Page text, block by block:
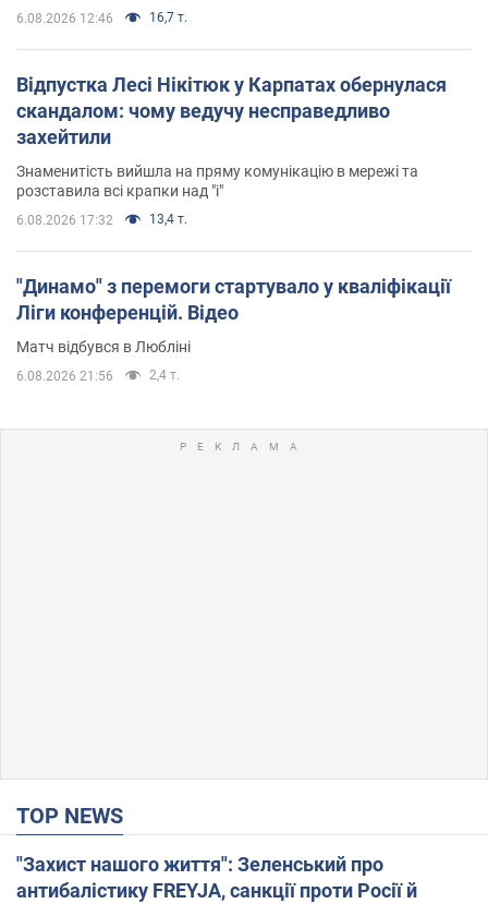
6.08.2026 12:46 16,7 т.
Відпустка Лесі Нікітюк у Карпатах обернулася
скандалом: чому ведучу несправедливо
захейтили
Знаменитість вийшла на пряму комунікацію в мережі та
розставила всі крапки над "і"
6.08.2026 17:32 13,4 т.
"Динамо" з перемоги стартувало у кваліфікації
Ліги конференцій. Відео
Матч відбувся в Любліні
6.08.2026 21:56 2,4 т.
TOP NEWS
"Захист нашого життя": Зеленський про
антибалістику FREYJA, санкції проти Росії й